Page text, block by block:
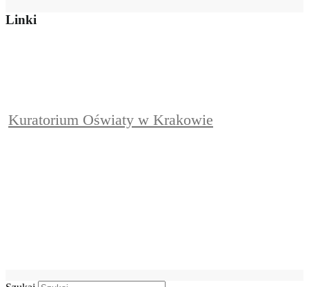
Linki
Kuratorium Oświaty w Krakowie